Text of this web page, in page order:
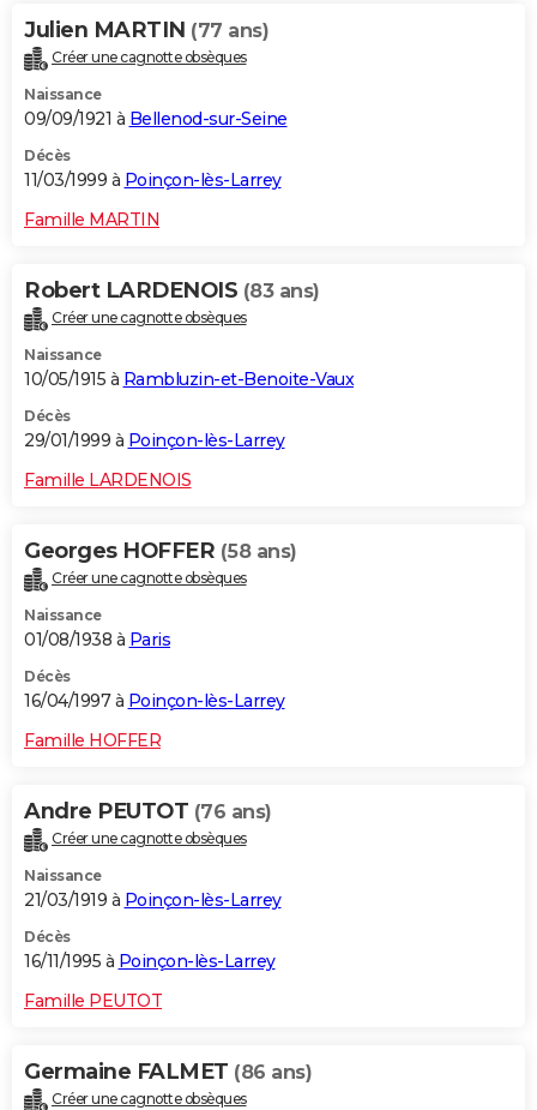
Julien MARTIN (77 ans)
Créer une cagnotte obsèques
Naissance
09/09/1921 à Bellenod-sur-Seine
Décès
11/03/1999 à Poinçon-lès-Larrey
Famille MARTIN
Robert LARDENOIS (83 ans)
Créer une cagnotte obsèques
Naissance
10/05/1915 à Rambluzin-et-Benoite-Vaux
Décès
29/01/1999 à Poinçon-lès-Larrey
Famille LARDENOIS
Georges HOFFER (58 ans)
Créer une cagnotte obsèques
Naissance
01/08/1938 à Paris
Décès
16/04/1997 à Poinçon-lès-Larrey
Famille HOFFER
Andre PEUTOT (76 ans)
Créer une cagnotte obsèques
Naissance
21/03/1919 à Poinçon-lès-Larrey
Décès
16/11/1995 à Poinçon-lès-Larrey
Famille PEUTOT
Germaine FALMET (86 ans)
Créer une cagnotte obsèques